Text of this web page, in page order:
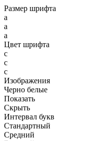
Размер шрифта
a
a
a
Цвет шрифта
c
c
c
Изображения
Черно белые
Показать
Скрыть
Интервал букв
Стандартный
Средний